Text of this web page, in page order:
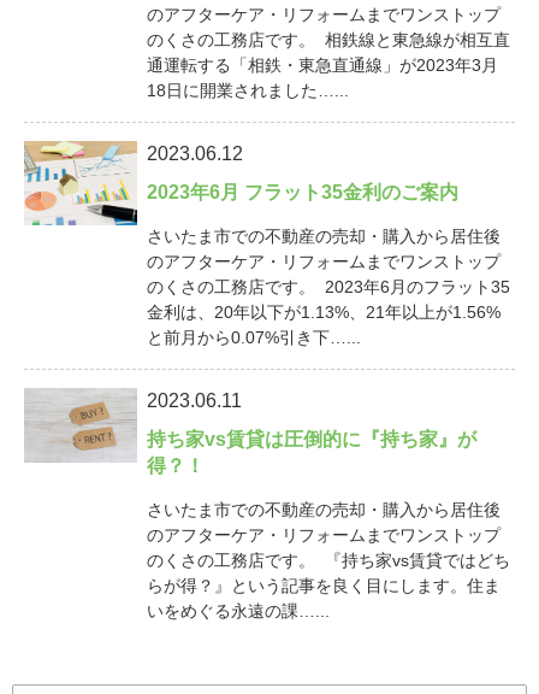
のアフターケア・リフォームまでワンストップ
のくさの工務店です。 相鉄線と東急線が相互直
通運転する「相鉄・東急直通線」が2023年3月
18日に開業されました…...
2023.06.12
2023年6月 フラット35金利のご案内
さいたま市での不動産の売却・購入から居住後
のアフターケア・リフォームまでワンストップ
のくさの工務店です。 2023年6月のフラット35
金利は、20年以下が1.13%、21年以上が1.56%
と前月から0.07%引き下…...
2023.06.11
持ち家vs賃貸は圧倒的に『持ち家』が
得？！
さいたま市での不動産の売却・購入から居住後
のアフターケア・リフォームまでワンストップ
のくさの工務店です。 『持ち家vs賃貸ではどち
らが得？』という記事を良く目にします。住ま
いをめぐる永遠の課…...